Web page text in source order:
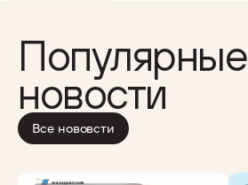
Популярные
новости
Все нововсти